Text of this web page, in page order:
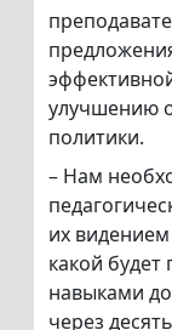
улучшению
политики.
– Нам
их
какой
навыками
через